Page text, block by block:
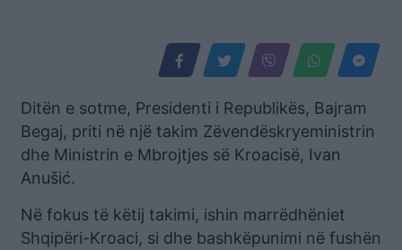
Ditën e sotme, Presidenti i Republikës, Bajram
Begaj, priti në një takim Zëvendëskryeministrin
dhe Ministrin e Mbrojtjes së Kroacisë, Ivan
Anušić.
Në fokus të këtij takimi, ishin marrëdhëniet
Shqipëri-Kroaci, si dhe bashkëpunimi në fushën